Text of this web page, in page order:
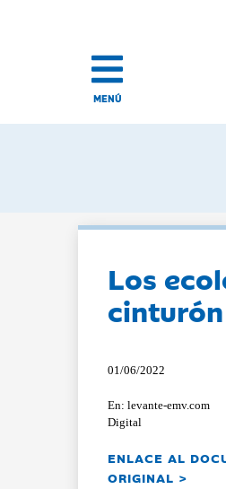
MENÚ
Los
01/06/2022
En: levante-emv.com
Digital
ENLACE AL
ORIGINAL >